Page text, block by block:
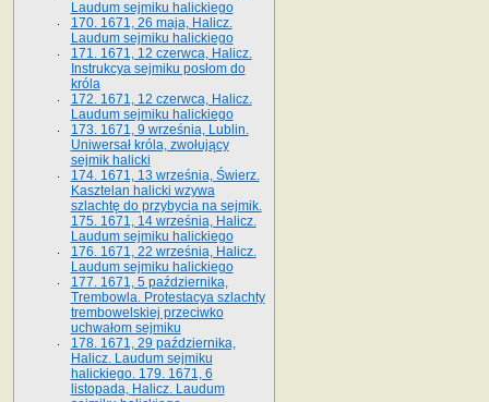
Laudum sejmiku halickiego
170. 1671, 26 maja, Halicz.
Laudum sejmiku halickiego
171. 1671, 12 czerwca, Halicz.
Instrukcya sejmiku posłom do
króla
172. 1671, 12 czerwca, Halicz.
Laudum sejmiku halickiego
173. 1671, 9 września, Lublin.
Uniwersał króla, zwołujący
sejmik halicki
174. 1671, 13 września, Świerz.
Kasztelan halicki wzywa
szlachtę do przybycia na sejmik.
175. 1671, 14 września, Halicz.
Laudum sejmiku halickiego
176. 1671, 22 września, Halicz.
Laudum sejmiku halickiego
177. 1671, 5 października,
Trembowla. Protestacya szlachty
trembowelskiej przeciwko
uchwałom sejmiku
178. 1671, 29 października,
Halicz. Laudum sejmiku
halickiego. 179. 1671, 6
listopada, Halicz. Laudum